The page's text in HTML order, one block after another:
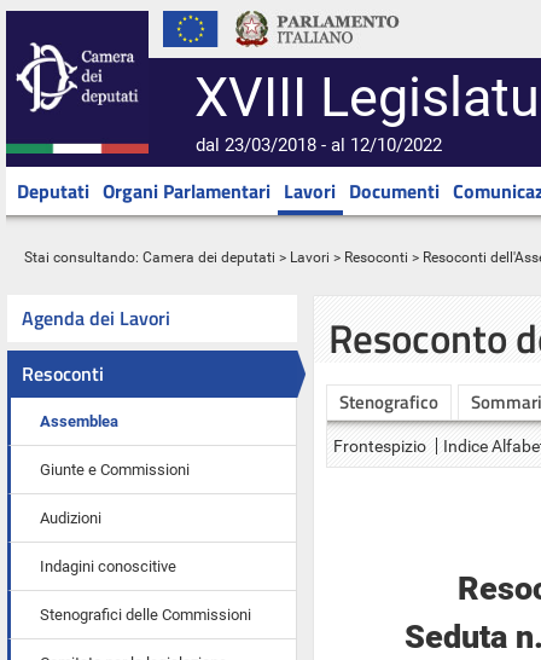
XVIII
dal 23/03/2018 - al 12/10/2022
Deputati Organi Parlamentari Lavori Documenti
Stai consultando: Camera dei deputati > Lavori > Resoconti > Resoconti
Agenda dei Lavori
Resoconti
Assemblea
Giunte e Commissioni
Audizioni
Indagini conoscitive
Stenografici delle Commissioni
Resoconto
Stenografico
Frontespizio Indice
Seduta